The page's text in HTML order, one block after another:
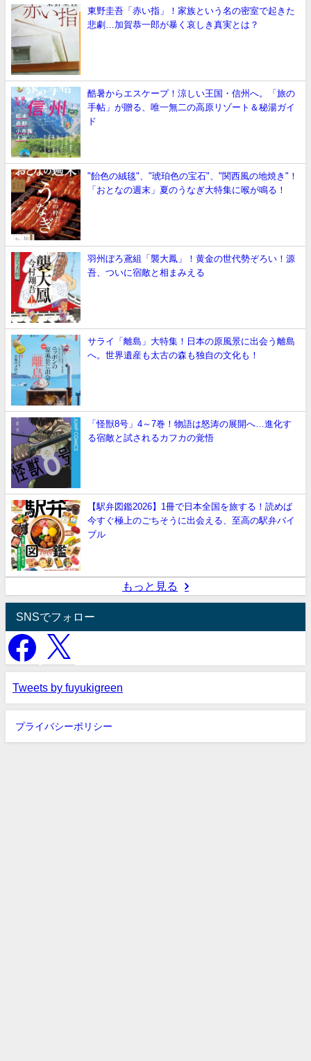
東野圭吾「赤い指」！家族という名の密室で起きた
悲劇…加賀恭一郎が暴く哀しき真実とは？
酷暑からエスケープ！涼しい王国・信州へ。「旅の
手帖」が贈る、唯一無二の高原リゾート＆秘湯ガイ
ド
"飴色の絨毯"、"琥珀色の宝石"、"関西風の地焼き"！
「おとなの週末」夏のうなぎ大特集に喉が鳴る！
羽州ぼろ鳶組「襲大鳳」！黄金の世代勢ぞろい！源
吾、ついに宿敵と相まみえる
サライ「離島」大特集！日本の原風景に出会う離島
へ。世界遺産も太古の森も独自の文化も！
「怪獣8号」4～7巻！物語は怒涛の展開へ…進化す
る宿敵と試されるカフカの覚悟
【駅弁図鑑2026】1冊で日本全国を旅する！読めば
今すぐ極上のごちそうに出会える、至高の駅弁バイ
ブル
もっと見る
SNSでフォロー
Tweets by fuyukigreen
プライバシーポリシー